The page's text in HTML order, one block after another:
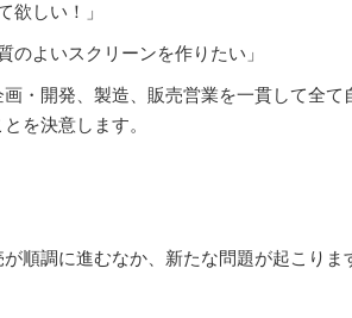
欲しい！」
よいスクリーンを作りたい」
・開発、製造、販売営業を一貫して全て
を決意します。
順調に進むなか、新たな問題が起こりま